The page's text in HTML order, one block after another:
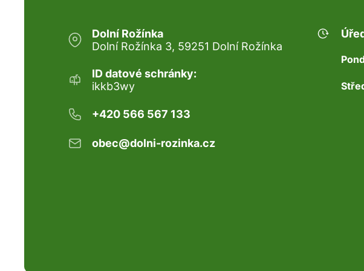
Dolní Rožínka
Dolní Rožínka 3, 59251 Dolní Rožínka
ID datové schránky:
ikkb3wy
+420 566 567 133
obec@dolni-rozinka.cz